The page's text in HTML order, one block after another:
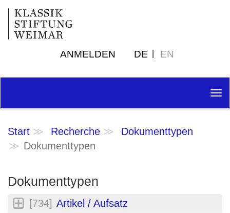
ANMELDEN DE EN
Start Recherche
Dokumenttypen
Dokumenttypen
Dokumenttypen
[734] Artikel / Aufsatz